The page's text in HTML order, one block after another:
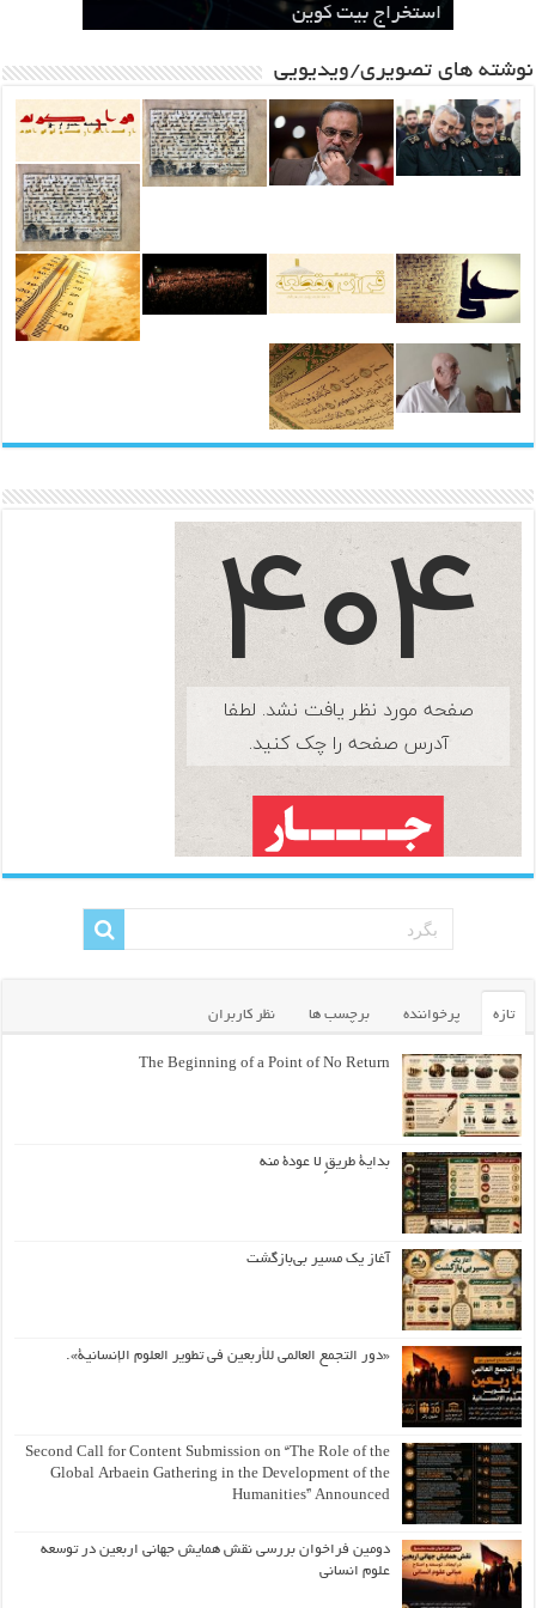
مشهد
در مشهد
سطحی
باشد ، یک مطالبه بین المللی خواهد شد
استخراج بیت کوین
نوشته های تصویری/ویدیویی
تازه پرخواننده برچسب ها نظر کاربران
The Beginning of a Point of No Return
بداية طريقٍ لا عودة منه
آغاز یک مسیر بی‌بازگشت
«دور التجمع العالمي للأربعين في تطوير العلوم الإنسانية».
Second Call for Content Submission on “The Role of the
Global Arbaein Gathering in the Development of the
Humanities” Announced
دومین فراخوان بررسی نقش همایش جهانی اربعین در توسعه
علوم انسانی